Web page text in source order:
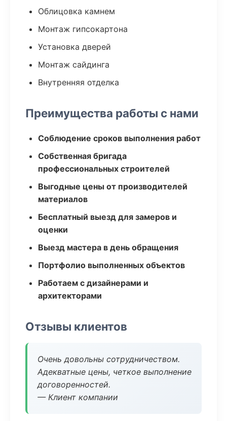
Облицовка камнем
Монтаж гипсокартона
Установка дверей
Монтаж сайдинга
Внутренняя отделка
Преимущества работы с нами
Соблюдение сроков выполнения работ
Собственная бригада
профессиональных строителей
Выгодные цены от производителей
материалов
Бесплатный выезд для замеров и
оценки
Выезд мастера в день обращения
Портфолио выполненных объектов
Работаем с дизайнерами и
архитекторами
Отзывы клиентов
Очень довольны сотрудничеством.
Адекватные цены, четкое выполнение
договоренностей.
— Клиент компании